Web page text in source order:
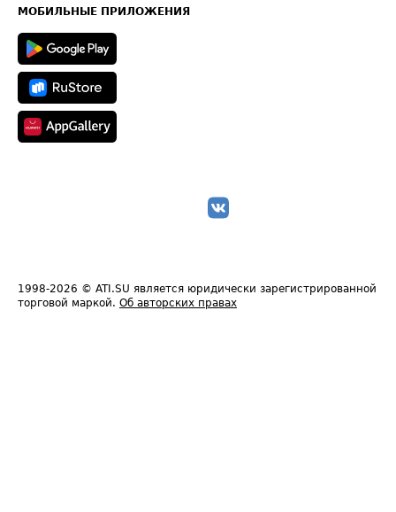
Техническая информация
МОБИЛЬНЫЕ ПРИЛОЖЕНИЯ
1998-2026 © ATI.SU является юридически зарегистрированной
торговой маркой. Об авторских правах